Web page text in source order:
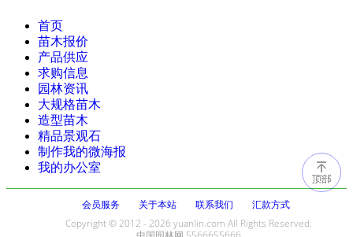
首页
苗木报价
产品供应
求购信息
园林资讯
大规格苗木
造型苗木
精品景观石
制作我的微海报
我的办公室
会员服务 关于本站 联系我们
汇款方式
Copyright © 2012 - 2026 yuanlin.com All Rights Reserved.